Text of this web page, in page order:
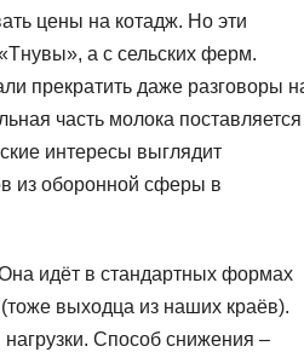
цены на котадж. Но эти
а с сельских ферм.
прекратить даже разговоры
часть молока поставляется
интересы выглядит
из оборонной сферы в
идёт в стандартных формах
выходца из наших краёв).
Способ снижения –